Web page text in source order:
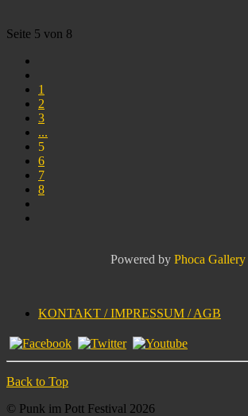
Seite 5 von 8
1
2
3
...
5
6
7
8
Powered by Phoca Gallery
KONTAKT / IMPRESSUM / AGB
Back to Top
© Punk im Pott Festival 2026